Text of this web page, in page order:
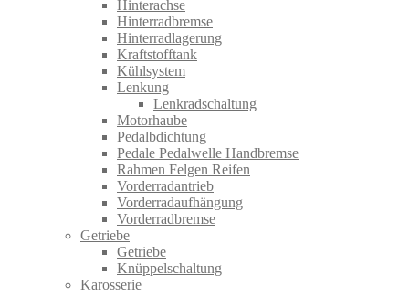
Hinterachse
Hinterradbremse
Hinterradlagerung
Kraftstofftank
Kühlsystem
Lenkung
Lenkradschaltung
Motorhaube
Pedalbdichtung
Pedale Pedalwelle Handbremse
Rahmen Felgen Reifen
Vorderradantrieb
Vorderradaufhängung
Vorderradbremse
Getriebe
Getriebe
Knüppelschaltung
Karosserie